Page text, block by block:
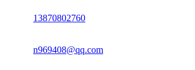
13870802760
n969408@qq.com